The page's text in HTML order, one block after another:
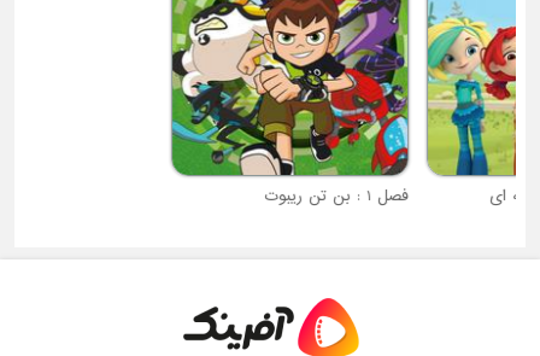
فصل 1 : بن تن ریبوت